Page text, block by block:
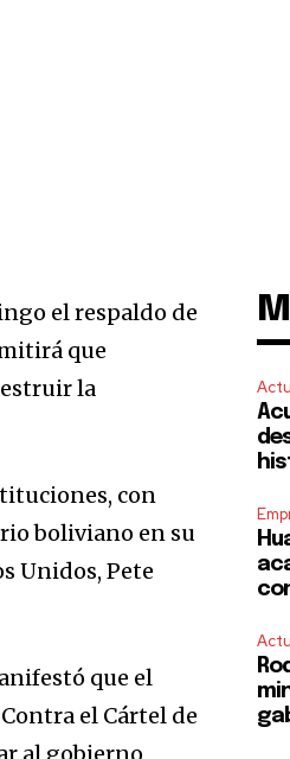
el respaldo de
que
la
con
boliviano en su
Unidos, Pete
que el
el Cártel de